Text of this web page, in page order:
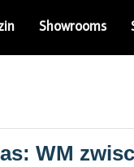
Showrooms
WM